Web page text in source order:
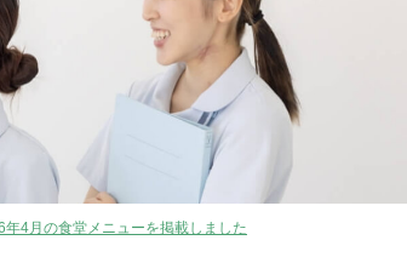
年4月の食堂メニューを掲載しました